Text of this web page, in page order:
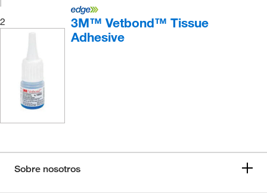
2
3M™ Vetbond™ Tissue
Adhesive
Sobre nosotros